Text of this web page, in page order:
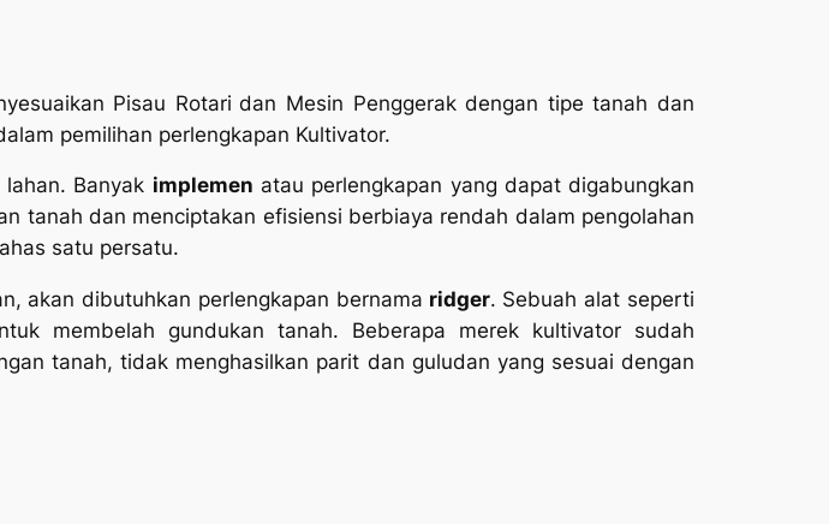
Pisau Rotari dan Mesin Penggerak dengan tipe tanah dan
pemilihan perlengkapan Kultivator.
Banyak implemen atau perlengkapan yang dapat digabungkan
tanah dan menciptakan efisiensi berbiaya rendah dalam pengolahan
satu persatu.
akan dibutuhkan perlengkapan bernama ridger. Sebuah alat seperti
membelah gundukan tanah. Beberapa merek kultivator sudah
tanah, tidak menghasilkan parit dan guludan yang sesuai dengan